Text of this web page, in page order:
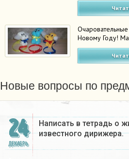
Новому Году!
Новые вопросы по
24
ДЕКАБРЬ
Написать в тетрадь о
известного дирижера.​